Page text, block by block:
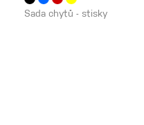
Sada chytů - stisky